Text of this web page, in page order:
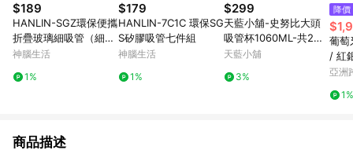
$189
HANLIN-SGZ環保便攜
折疊玻璃細吸管（細
管）
神腦生活
1%
$179
HANLIN-7C1C 環保SG
S矽膠吸管七件組
神腦生活
1%
$299
天藍小舖-史努比大頭
吸管杯1060ML-共2
色-$299【A1111544
天藍小舖
3%
降價
葡
/ 紅
叉四
亞洲
1%
商品描述